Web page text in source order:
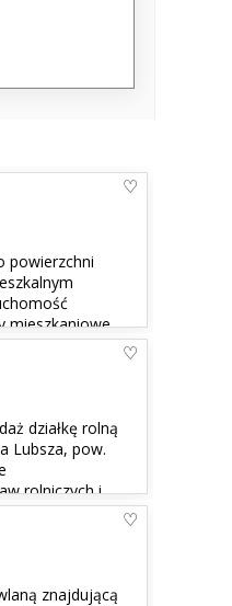
powierzchni
mieszkaniowe
strzelińskim.
działkę rolną
Lubsza, pow.
rolniczych i
przestrzennego.
znajdującą